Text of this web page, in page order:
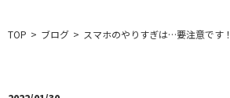
ホーム
TOP > ブログ > スマホのやりすぎは…要注意です！